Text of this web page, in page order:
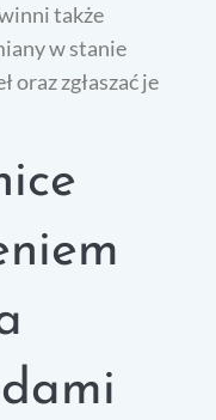
także
w stanie
oraz zgłaszać je